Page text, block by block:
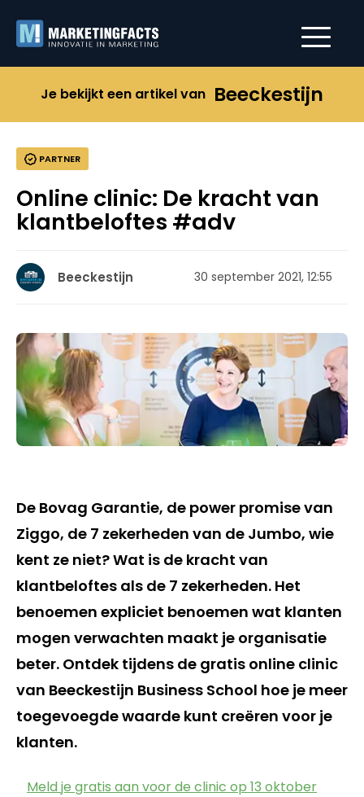
Je bekijkt een artikel van Beeckestijn
PARTNER
Online clinic: De kracht van
klantbeloftes #adv
Beeckestijn 30 september 2021, 12:55
De Bovag Garantie, de power promise van
Ziggo, de 7 zekerheden van de Jumbo, wie
kent ze niet? Wat is de kracht van
klantbeloftes als de 7 zekerheden. Het
benoemen expliciet benoemen wat klanten
mogen verwachten maakt je organisatie
beter. Ontdek tijdens de gratis online clinic
van Beeckestijn Business School hoe je meer
toegevoegde waarde kunt creëren voor je
klanten.
Meld je gratis aan voor de clinic op 13 oktober